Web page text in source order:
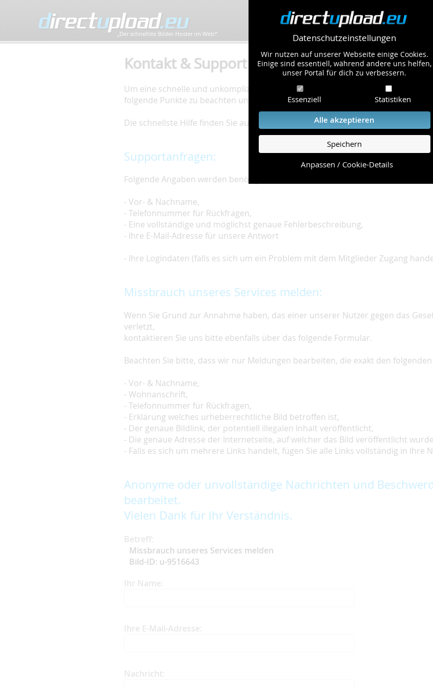
Datenschutzeinstellungen
Wir nutzen auf unserer Webseite einige Cookies.
Einige sind essentiell, während andere uns helfen,
unser Portal für dich zu verbessern.
Essenziell Statistiken
Alle akzeptieren
Speichern
Anpassen / Cookie-Details
„Der schnellste Bilder-Hoster im Web!”
Kontakt & Support
Um eine schnelle und unkomplizierte Bearbeitung Ihres Problems zu
folgende Punkte zu beachten und einzuhalten.
Die schnellste Hilfe finden Sie auf unserer
Hilfe Seite, die die häufig gestellten
Supportanfragen:
Folgende Angaben werden benötigt:
- Vor- & Nachname,
- Telefonnummer für Rückfragen,
- Eine vollständige und möglichst genaue Fehlerbeschreibung,
- Ihre E-Mail-Adresse für unsere Antwort
- Ihre Logindaten (falls es sich um ein Problem mit dem Mitglieder Zugang
Missbrauch unseres Services melden:
Wenn Sie Grund zur Annahme haben, das einer unserer Nutzer gegen das
verletzt,
kontaktieren Sie uns bitte ebenfalls über das folgende Formular.
Beachten Sie bitte, dass wir nur Meldungen bearbeiten, die exakt den
- Vor- & Nachname,
- Wohnanschrift,
- Telefonnummer für Rückfragen,
- Erklärung welches urheberrechtliche Bild betroffen ist,
- Der genaue Bildlink, der potentiell illegalen Inhalt veröffentlicht,
- Die genaue Adresse der Internetseite, auf welcher das Bild veröffentlicht
- Falls es sich um mehrere Links handelt, fügen Sie alle Links vollständig in Ihre
Anonyme oder unvollständige Nachrichten und
bearbeitet.
Vielen Dank für Ihr Verständnis.
Betreff:
Missbrauch unseres Services melden
Bild-ID: u-9516643
Ihr Name:
Ihre E-Mail-Adresse:
Nachricht: